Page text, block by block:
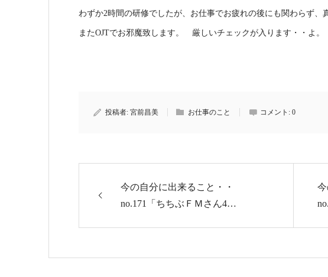
わずか2時間の研修でしたが、お仕事でお疲れの後にも関わらず
またOJTでお邪魔致します。 厳しいチェックが入ります・・よ。
投稿者: 宮前昌美 お仕事のこと コメント: 0
今の自分に出来ること・・
no.171「ちちぶＦＭさん4…